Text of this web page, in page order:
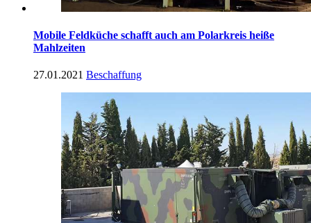
Mobile Feldküche schafft auch am Polarkreis heiße
Mahlzeiten
27.01.2021 Beschaffung